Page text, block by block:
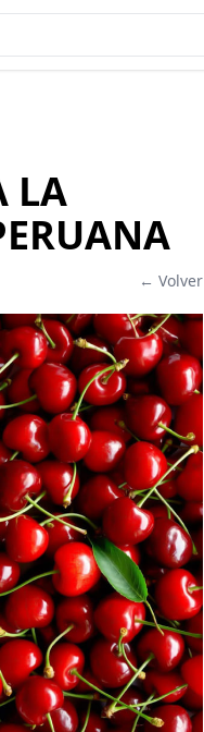
LA
← Volver